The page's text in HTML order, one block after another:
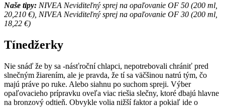
Naše tipy: NIVEA Neviditeľný sprej na opaľovanie OF 50 (200 ml,
20,210 €), NIVEA Neviditeľný sprej na opaľovanie OF 30 (200 ml,
18,22 €)
Tínedžerky
Nie snáď že by sa -násťroční chlapci, nepotrebovali chrániť pred
slnečným žiarením, ale je pravda, že tí sa väčšinou natrú tým, čo
majú práve po ruke. Alebo siahnu po suchom spreji. Výber
opaľovacieho prípravku oveľa viac riešia slečny, ktoré dbajú hlavne
na bronzový odtieň. Obvykle volia nižší faktor a pokiaľ ide o